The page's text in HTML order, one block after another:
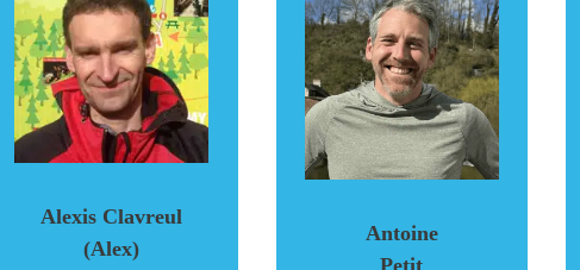
Alexis Clavreul
(Alex)
Antoine
Petit